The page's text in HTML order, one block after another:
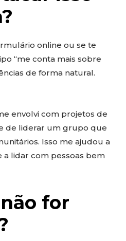
online ou se te
“me conta mais sobre
de forma natural.
envolvi com projetos de
de liderar um grupo que
Isso me ajudou a
a lidar com pessoas bem
for